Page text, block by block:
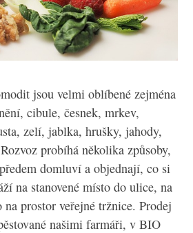
jsou velmi oblíbené zejména
cibule, česnek, mrkev,
zelí, jablka, hrušky, jahody,
probíhá několika způsoby,
domluví a objednají, co si
na stanovené místo do ulice, na
na prostor veřejné tržnice. Prodej
našimi farmáři, v BIO